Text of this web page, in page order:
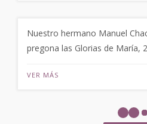
Nuestro hermano Manuel
pregona las Glorias de María,
VER MÁS